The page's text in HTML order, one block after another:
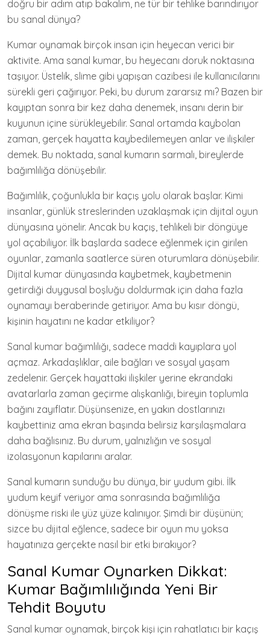
doğru bir adım atıp bakalım, ne tür bir tehlike barındırıyor
bu sanal dünya?
Kumar oynamak birçok insan için heyecan verici bir
aktivite. Ama sanal kumar, bu heyecanı doruk noktasına
taşıyor. Üstelik, slime gibi yapışan cazibesi ile kullanıcılarını
sürekli geri çağırıyor. Peki, bu durum zararsız mı? Bazen bir
kayıptan sonra bir kez daha denemek, insanı derin bir
kuyunun içine sürükleyebilir. Sanal ortamda kaybolan
zaman, gerçek hayatta kaybedilemeyen anlar ve ilişkiler
demek. Bu noktada, sanal kumarın sarmalı, bireylerde
bağımlılığa dönüşebilir.
Bağımlılık, çoğunlukla bir kaçış yolu olarak başlar. Kimi
insanlar, günlük streslerinden uzaklaşmak için dijital oyun
dünyasına yönelir. Ancak bu kaçış, tehlikeli bir döngüye
yol açabiliyor. İlk başlarda sadece eğlenmek için girilen
oyunlar, zamanla saatlerce süren oturumlara dönüşebilir.
Dijital kumar dünyasında kaybetmek, kaybetmenin
getirdiği duygusal boşluğu doldurmak için daha fazla
oynamayı beraberinde getiriyor. Ama bu kısır döngü,
kişinin hayatını ne kadar etkiliyor?
Sanal kumar bağımlılığı, sadece maddi kayıplara yol
açmaz. Arkadaşlıklar, aile bağları ve sosyal yaşam
zedelenir. Gerçek hayattaki ilişkiler yerine ekrandaki
avatarlarla zaman geçirme alışkanlığı, bireyin toplumla
bağını zayıflatır. Düşünsenize, en yakın dostlarınızı
kaybettiniz ama ekran başında belirsiz karşılaşmalara
daha bağlısınız. Bu durum, yalnızlığın ve sosyal
izolasyonun kapılarını aralar.
Sanal kumarın sunduğu bu dünya, bir yudum gibi. İlk
yudum keyif veriyor ama sonrasında bağımlılığa
dönüşme riski ile yüz yüze kalınıyor. Şimdi bir düşünün;
sizce bu dijital eğlence, sadece bir oyun mu yoksa
hayatınıza gerçekte nasıl bir etki bırakıyor?
Sanal Kumar Oynarken Dikkat:
Kumar Bağımlılığında Yeni Bir
Tehdit Boyutu
Sanal kumar oynamak, birçok kişi için rahatlatıcı bir kaçış